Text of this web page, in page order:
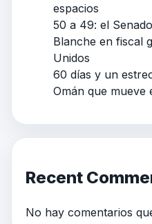
espacios
50 a 49: el
Blanche en fiscal
Unidos
60 días y un
Omán que mueve
Recent
No hay comentarios